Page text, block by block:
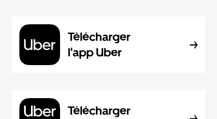
Télécharger
l'app Uber
Télécharger